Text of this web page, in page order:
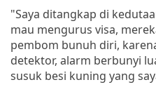
"Saya ditangkap di
mau mengurus visa,
pembom bunuh diri,
detektor, alarm berbunyi
susuk besi kuning yang